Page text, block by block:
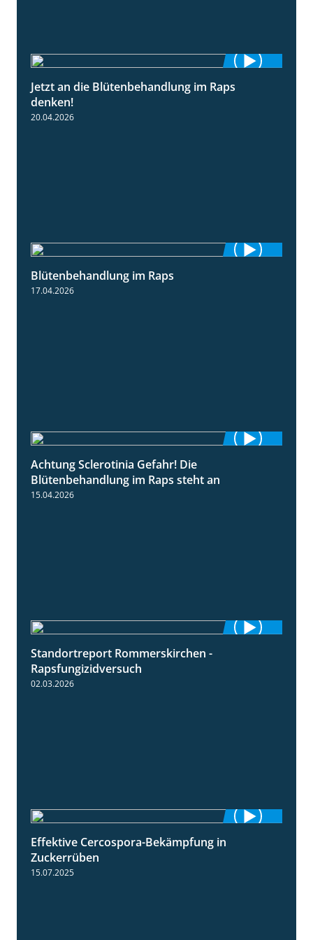
Jetzt an die Blütenbehandlung im Raps
denken!
20.04.2026
Blütenbehandlung im Raps
17.04.2026
Achtung Sclerotinia Gefahr! Die
Blütenbehandlung im Raps steht an
15.04.2026
Standortreport Rommerskirchen -
Rapsfungizidversuch
02.03.2026
Effektive Cercospora-Bekämpfung in
Zuckerrüben
15.07.2025